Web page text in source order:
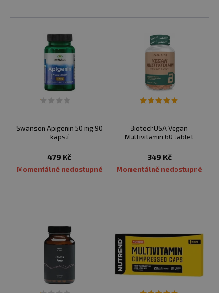
Swanson Apigenin 50 mg 90
kapslí
479 Kč
Momentálně nedostupné
BiotechUSA Vegan
Multivitamin 60 tablet
349 Kč
Momentálně nedostupné